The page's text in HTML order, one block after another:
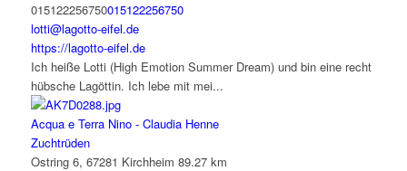
015122256750015122256750
lotti@lagotto-eifel.de
https://lagotto-eifel.de
Ich heiße Lotti (High Emotion Summer Dream) und bin eine recht
hübsche Lagöttin. Ich lebe mit mei...
Acqua e Terra Nino - Claudia Henne
Zuchtrüden
Ostring 6, 67281 Kirchheim 89.27 km